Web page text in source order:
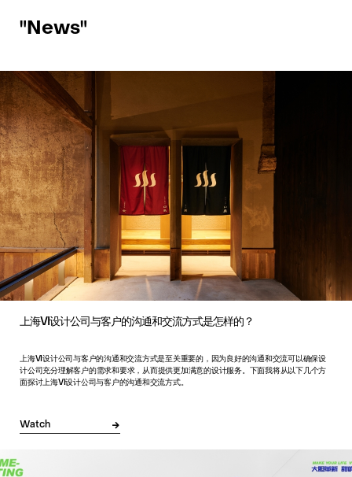
"News"
上海VI设计公司与客户的沟通和交流方式是怎样的？
上海VI设计公司与客户的沟通和交流方式是至关重要的，因为良好的沟通和交流可以确保设
计公司充分理解客户的需求和要求，从而提供更加满意的设计服务。下面我将从以下几个方
面探讨上海VI设计公司与客户的沟通和交流方式。
Watch